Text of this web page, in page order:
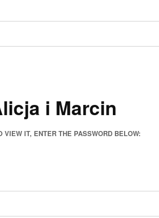
i Marcin
IT, ENTER THE PASSWORD BELOW: